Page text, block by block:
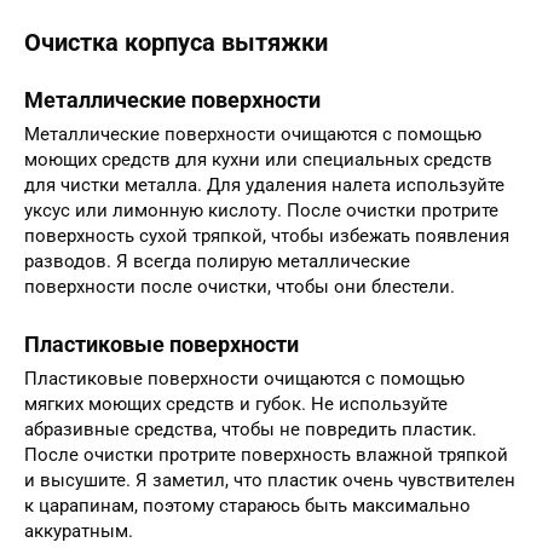
Очистка корпуса вытяжки
Металлические поверхности
Металлические поверхности очищаются с помощью
моющих средств для кухни или специальных средств
для чистки металла. Для удаления налета используйте
уксус или лимонную кислоту. После очистки протрите
поверхность сухой тряпкой, чтобы избежать появления
разводов. Я всегда полирую металлические
поверхности после очистки, чтобы они блестели.
Пластиковые поверхности
Пластиковые поверхности очищаются с помощью
мягких моющих средств и губок. Не используйте
абразивные средства, чтобы не повредить пластик.
После очистки протрите поверхность влажной тряпкой
и высушите. Я заметил, что пластик очень чувствителен
к царапинам, поэтому стараюсь быть максимально
аккуратным.